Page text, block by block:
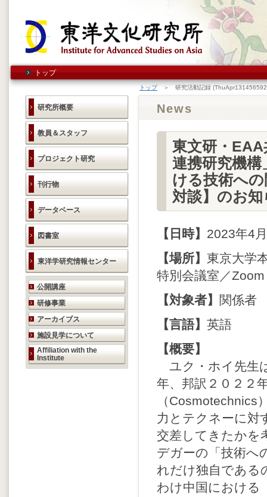
トップ
研究所概要
教員＆スタッフ
プロジェクト研究
刊行物
データベース
図書室
東洋学研究情報センター
研究活動のご案内
公開講座
研修事業
アーカイブス
施設見学について
Affiliation with the
Institute
トップ＞ 研究活動記録
News
東文研・
連携研究機
ける技術へ
対談】のお
【日時】 2023年4
【場所】 東京大学
特別会議室／Zoom
【対象者】 関係者
【言語】 英語
【概要】
ユク・ホイ先生
年、邦訳２０２２
（
力とテクネーに対
交差してきたかを
デガーの「技術へ
れだけ独自である
わけ中国における